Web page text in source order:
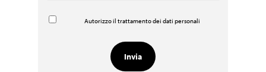
Autorizzo il trattamento dei dati personali